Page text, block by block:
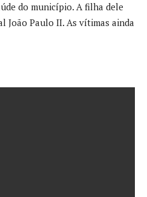
do município. A filha dele
João Paulo II. As vítimas ainda